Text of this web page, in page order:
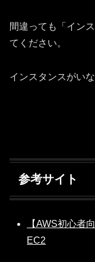
間違っても「イン
てください。
インスタンスがい
参考サイト
【AWS初心者
EC2